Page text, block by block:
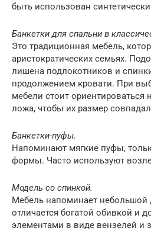
быть использован
Банкетки для спальни в
Это традиционная мебель,
аристократических семьях.
лишена подлокотников и
продолжением кровати. При
мебели стоит ориентироваться
ложа, чтобы их размер
Банкетки-пуфы.
Напоминают мягкие пуфы,
формы. Часто используют возле
Модель со спинкой.
Мебель напоминает небольшой
отличается богатой обивкой и
элементами в виде вензелей и